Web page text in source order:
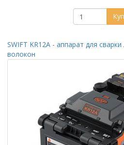
SWIFT KR12A - аппарат для
волокон